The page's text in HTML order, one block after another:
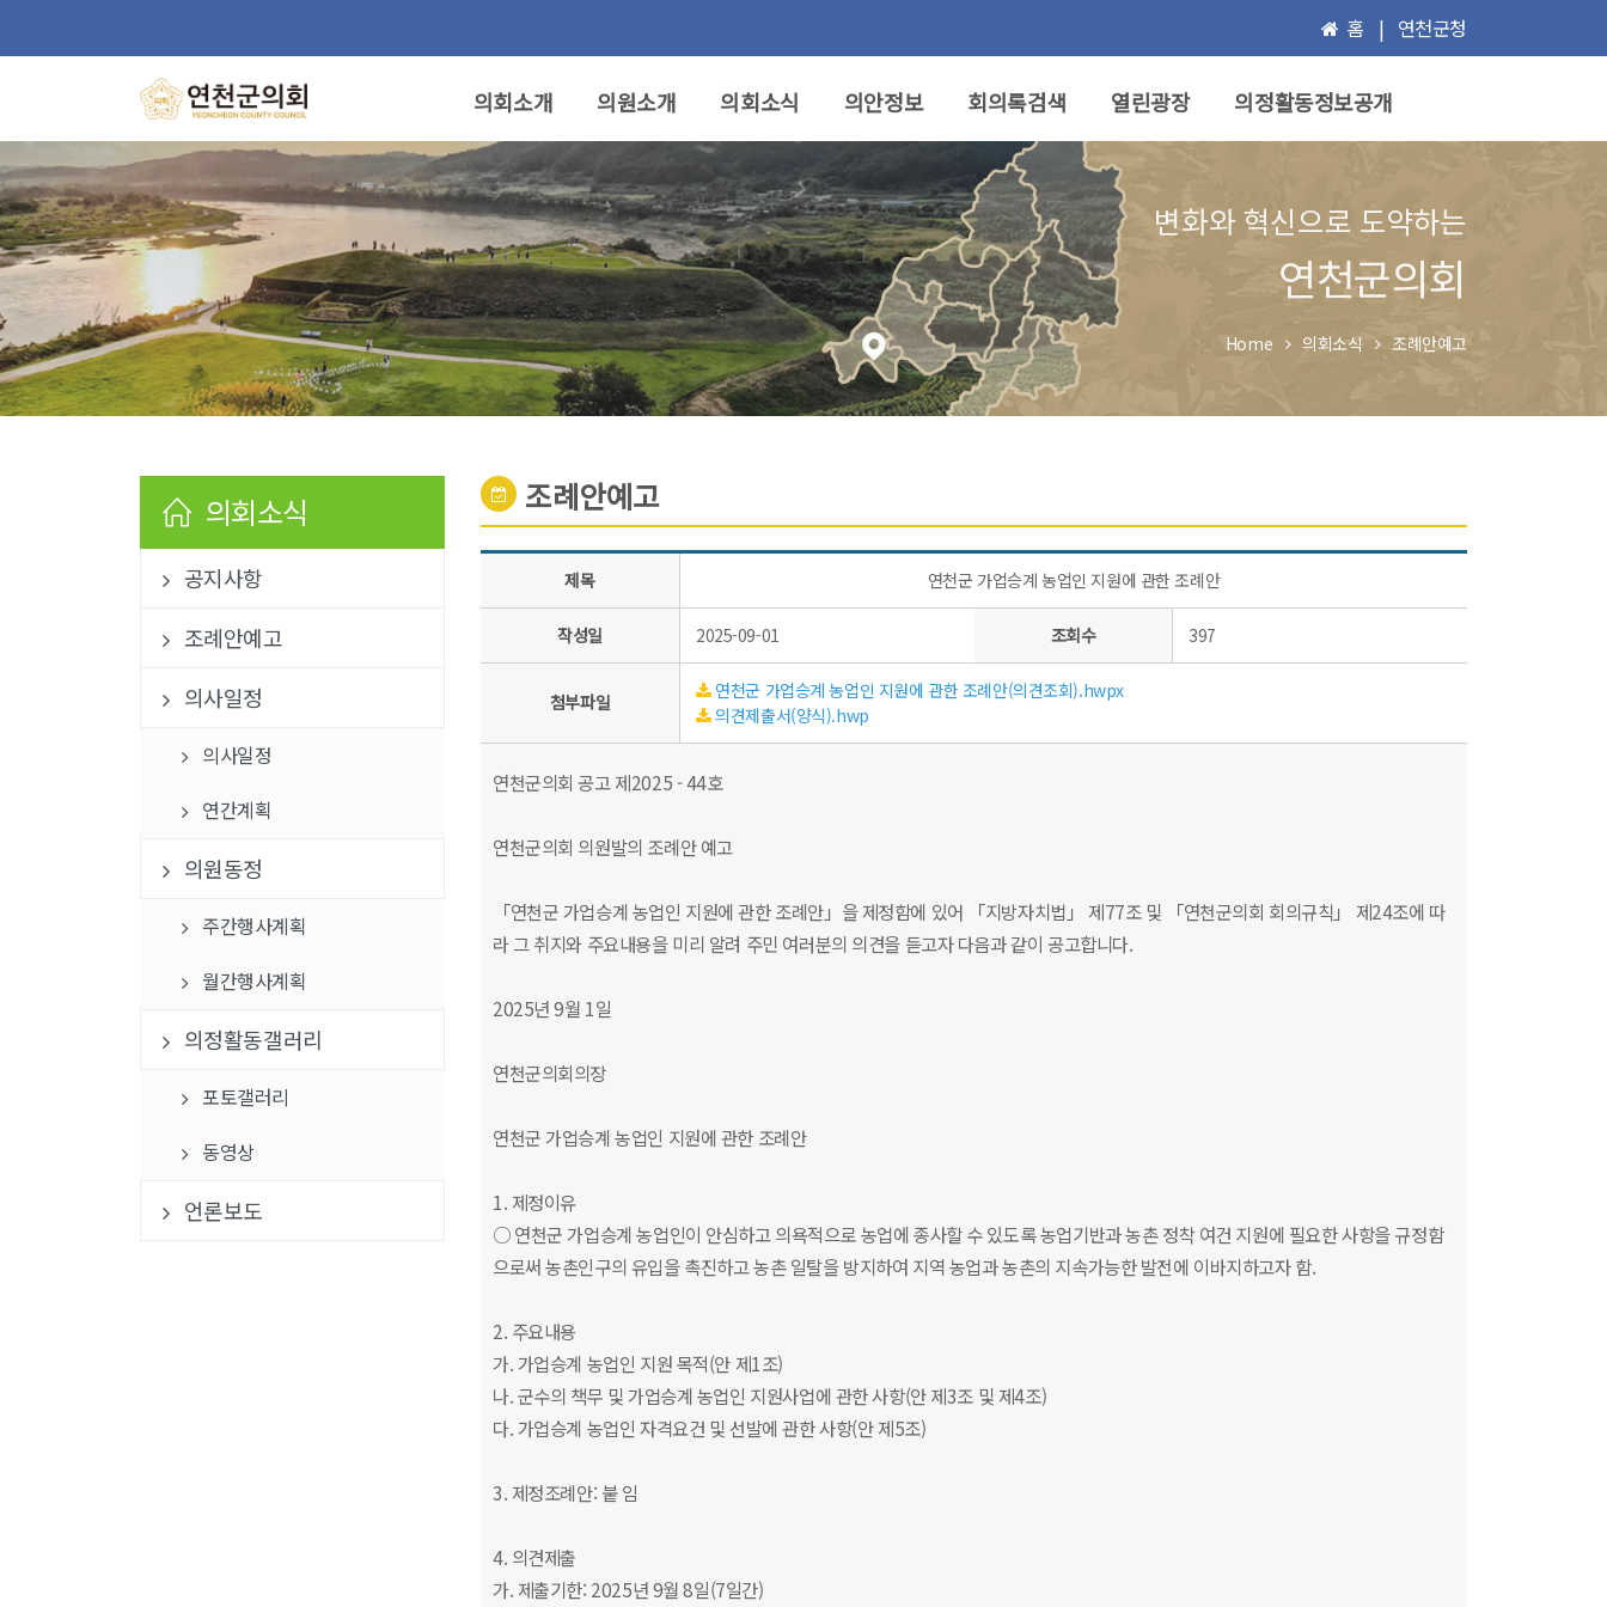
홈 | 연천군청
의회소개 의원소개 의회소식 의안정보 회의록검색 열린광장 의정활동정보공개
변화와 혁신으로 도약하는
연천군의회
Home 의회소식 조례안예고
의회소식
공지사항
조례안예고
의사일정
의사일정
연간계획
의원동정
주간행사계획
월간행사계획
의정활동갤러리
포토갤러리
동영상
언론보도
조례안예고
제목 연천군 가업승계 농업인 지원에 관한 조례안
작성일 2025-09-01 조회수 397
첨부파일
연천군 가업승계 농업인 지원에 관한 조례안(의견조회).hwpx
의견제출서(양식).hwp
연천군의회 공고 제2025 - 44호
연천군의회 의원발의 조례안 예고
「연천군 가업승계 농업인 지원에 관한 조례안」을 제정함에 있어 「지방자치법」 제77조 및 「연천군의회 회의규칙」 제24조에 따
라 그 취지와 주요내용을 미리 알려 주민 여러분의 의견을 듣고자 다음과 같이 공고합니다.
2025년 9월 1일
연천군의회의장
연천군 가업승계 농업인 지원에 관한 조례안
1. 제정이유
○ 연천군 가업승계 농업인이 안심하고 의욕적으로 농업에 종사할 수 있도록 농업기반과 농촌 정착 여건 지원에 필요한 사항을 규정함
으로써 농촌인구의 유입을 촉진하고 농촌 일탈을 방지하여 지역 농업과 농촌의 지속가능한 발전에 이바지하고자 함.
2. 주요내용
가. 가업승계 농업인 지원 목적(안 제1조)
나. 군수의 책무 및 가업승계 농업인 지원사업에 관한 사항(안 제3조 및 제4조)
다. 가업승계 농업인 자격요건 및 선발에 관한 사항(안 제5조)
3. 제정조례안: 붙 임
4. 의견제출
가. 제출기한: 2025년 9월 8일(7일간)